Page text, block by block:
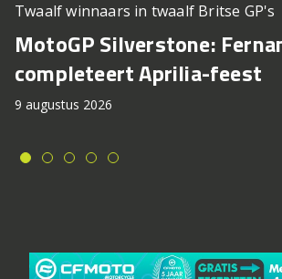
Twaalf winnaars in twaalf Britse GP's
MotoGP Silverstone:
completeert Aprilia-feest
9 augustus 2026